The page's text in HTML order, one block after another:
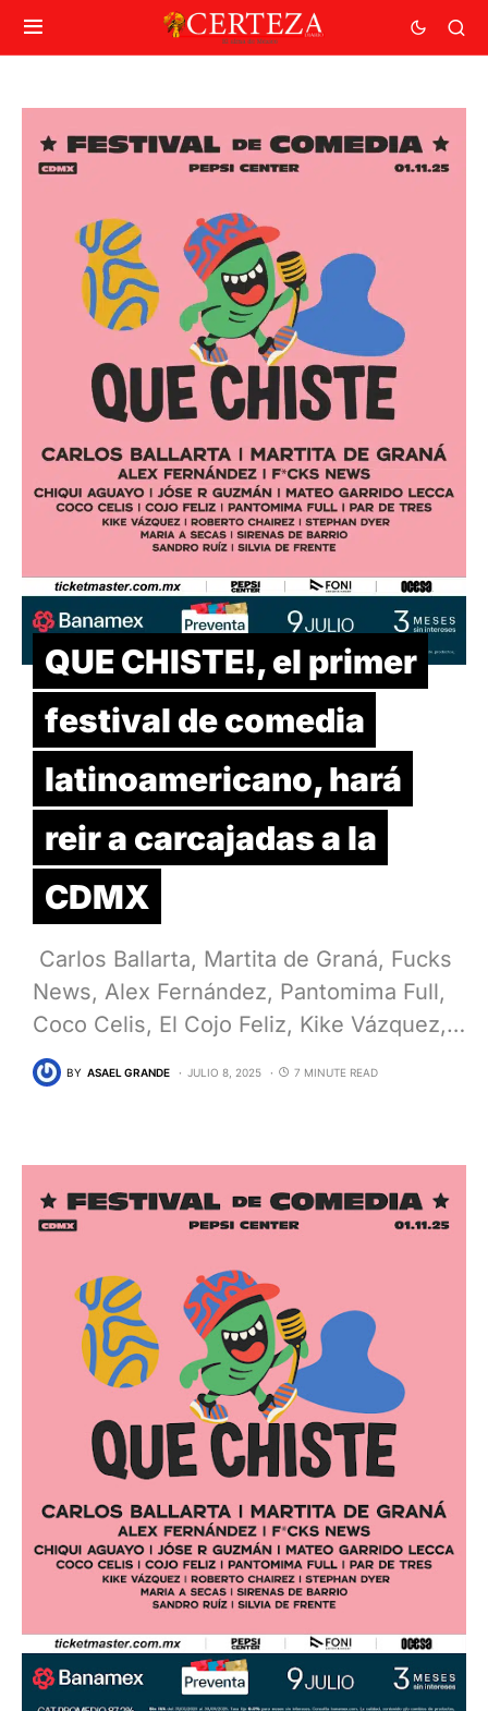
QUE CHISTE!, el primer
festival de comedia
latinoamericano, hará
reir a carcajadas a la
CDMX
Carlos Ballarta, Martita de Graná, Fucks
News, Alex Fernández, Pantomima Full,
Coco Celis, El Cojo Feliz, Kike Vázquez,…
BY ASAEL GRANDE JULIO 8, 2025 7 MINUTE READ